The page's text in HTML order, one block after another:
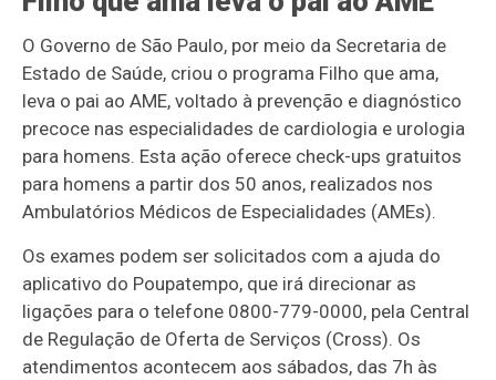
O Governo de São Paulo, por meio da Secretaria de
Estado de Saúde, criou o programa Filho que ama,
leva o pai ao AME, voltado à prevenção e diagnóstico
precoce nas especialidades de cardiologia e urologia
para homens. Esta ação oferece check-ups gratuitos
para homens a partir dos 50 anos, realizados nos
Ambulatórios Médicos de Especialidades (AMEs).
Os exames podem ser solicitados com a ajuda do
aplicativo do Poupatempo, que irá direcionar as
ligações para o telefone 0800-779-0000, pela Central
de Regulação de Oferta de Serviços (Cross). Os
atendimentos acontecem aos sábados, das 7h às